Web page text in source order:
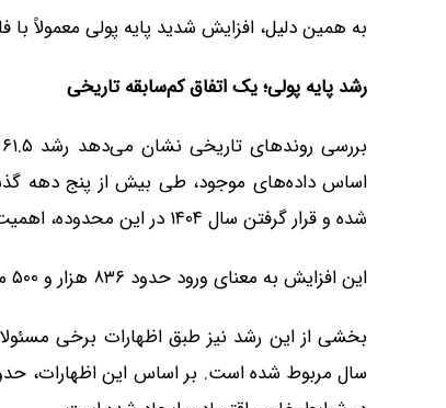
به همین دلیل، افزایش شدید پایه پولی معمولاً
رشد پایه پولی؛ یک اتفاق کم‌سابقه تاریخی
شده و قرار گرفتن سال ۱۴۰۴ در این محدوده، اهمیت این جهش را بیشتر می‌کند.
این افزایش به معنای ورود حدود ۸۳۶ هزار و ۵۰۰ میلیارد تومان پول پرقدرت جدید به اقتصاد طی یک سال است.
بخشی از این رشد نیز طبق اظهارات برخی